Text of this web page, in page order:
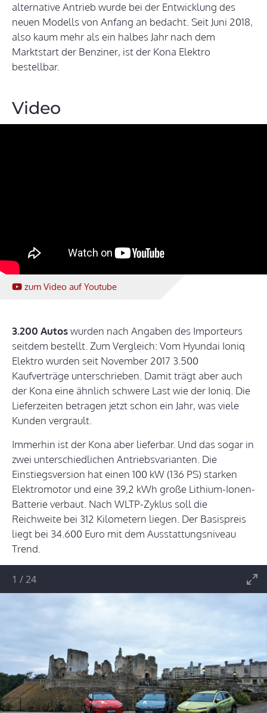
alternative Antrieb wurde bei der Entwicklung des
neuen Modells von Anfang an bedacht. Seit Juni 2018,
also kaum mehr als ein halbes Jahr nach dem
Marktstart der Benziner, ist der Kona Elektro
bestellbar.
Video
zum Video auf Youtube
3.200 Autoswurden nach Angaben des Importeurs
seitdem bestellt. Zum Vergleich: Vom Hyundai Ioniq
Elektro wurden seit November 2017 3.500
Kaufverträge unterschrieben. Damit trägt aber auch
der Kona eine ähnlich schwere Last wie der Ioniq. Die
Lieferzeiten betragen jetzt schon ein Jahr, was viele
Kunden vergrault.
Immerhin ist der Kona aber lieferbar. Und das sogar in
zwei unterschiedlichen Antriebsvarianten. Die
Einstiegsversion hat einen 100 kW (136 PS) starken
Elektromotor und eine 39,2 kWh große Lithium-Ionen-
Batterie verbaut. Nach WLTP-Zyklus soll die
Reichweite bei 312 Kilometern liegen. Der Basispreis
liegt bei 34.600 Euro mit dem Ausstattungsniveau
Trend.
1 /24